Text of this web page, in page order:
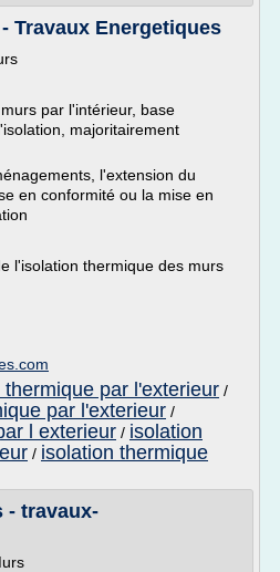
Travaux Energetiques
par l'intérieur, base
majoritairement
l'extension du
en conformité ou la mise en
l'isolation thermique des murs
thermique par l'exterieur /
par l'exterieur /
l exterieur / isolation
/ isolation thermique
- travaux-